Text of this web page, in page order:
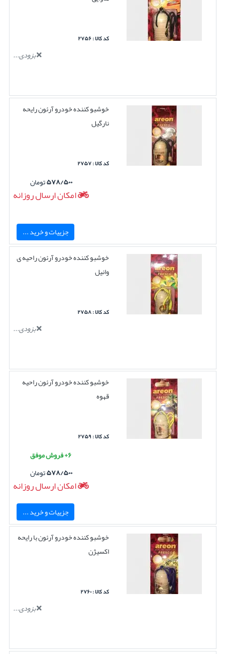
کد کالا : ۲۷۵۶
بزودی...
خوشبو کننده خودرو آرئون رایحه
نارگیل
کد کالا : ۲۷۵۷
۵۷۸/۵۰۰تومان
امکان ارسال روزانه
جزییات و خرید ...
خوشبو کننده خودرو آرئون راحیه ی
وانیل
کد کالا : ۲۷۵۸
بزودی...
خوشبو کننده خودرو آرئون راحیه
قهوه
کد کالا : ۲۷۵۹
۶+ فروش موفق
۵۷۸/۵۰۰تومان
امکان ارسال روزانه
جزییات و خرید ...
خوشبو کننده خودرو آرئون با رایحه
اکسیژن
کد کالا : ۲۷۶۰
بزودی...